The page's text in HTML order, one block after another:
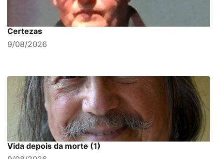
Certezas
9/08/2026
Vida depois da morte (1)